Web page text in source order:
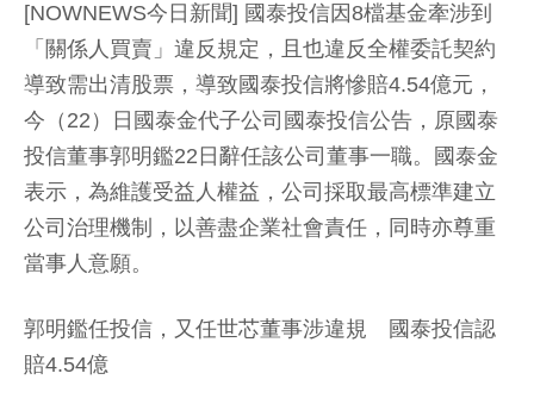
[NOWNEWS今日新聞] 國泰投信因8檔基金牽涉到
「關係人買賣」違反規定，且也違反全權委託契約
導致需出清股票，導致國泰投信將慘賠4.54億元，
今（22）日國泰金代子公司國泰投信公告，原國泰
投信董事郭明鑑22日辭任該公司董事一職。國泰金
表示，為維護受益人權益，公司採取最高標準建立
公司治理機制，以善盡企業社會責任，同時亦尊重
當事人意願。
郭明鑑任投信，又任世芯董事涉違規 國泰投信認
賠4.54億